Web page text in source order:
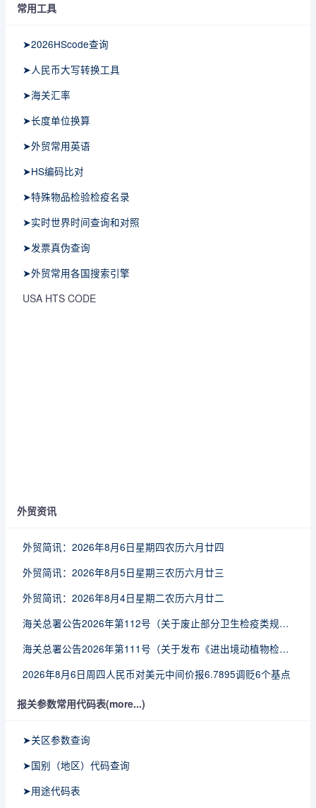
常用工具
➤2026HScode查询
➤人民币大写转换工具
➤海关汇率
➤长度单位换算
➤外贸常用英语
➤HS编码比对
➤特殊物品检验检疫名录
➤实时世界时间查询和对照
➤发票真伪查询
➤外贸常用各国搜索引擎
USA HTS CODE
外贸资讯
外贸简讯：2026年8月6日星期四农历六月廿四
外贸简讯：2026年8月5日星期三农历六月廿三
外贸简讯：2026年8月4日星期二农历六月廿二
海关总署公告2026年第112号（关于废止部分卫生检疫类规范性文件的公告）
海关总署公告2026年第111号（关于发布《进出境动植物检疫处理监督管理工作规定》《进出境卫生处理监督管理工作规定》的公告）
2026年8月6日周四人民币对美元中间价报6.7895调贬6个基点
报关参数常用代码表(more...)
➤关区参数查询
➤国别（地区）代码查询
➤用途代码表